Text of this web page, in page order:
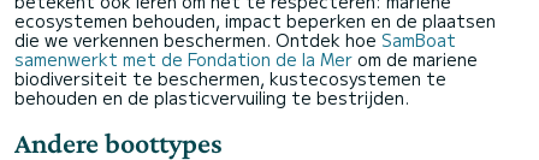
ecosystemen behouden, impact beperken en de plaatsen
die we verkennen beschermen. Ontdek hoe SamBoat
samenwerkt met de Fondation de la Mer om de mariene
biodiversiteit te beschermen, kustecosystemen te
behouden en de plasticvervuiling te bestrijden.
Andere boottypes